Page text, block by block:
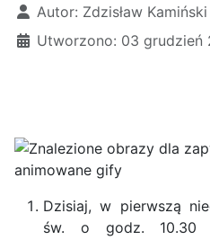
Autor: Zdzisław Kamiński
Utworzono: 03 grudzień
Dzisiaj, w pierwszą
św. o godz. 10.30